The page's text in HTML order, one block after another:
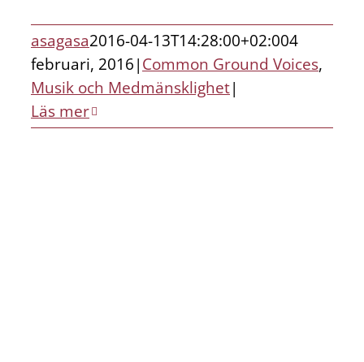
asagasa2016-04-13T14:28:00+02:004
februari, 2016|Common Ground Voices,
Musik och Medmänsklighet|
Läs mer